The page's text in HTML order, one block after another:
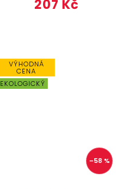
207 Kč
VÝHODNÁ
CENA
EKOLOGICKÝ
–58 %